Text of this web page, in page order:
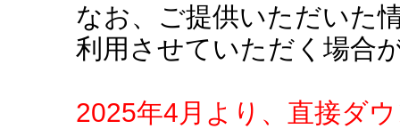
なお、ご提供いただいた
利用させていただく場合
2025年4月より、直接ダ